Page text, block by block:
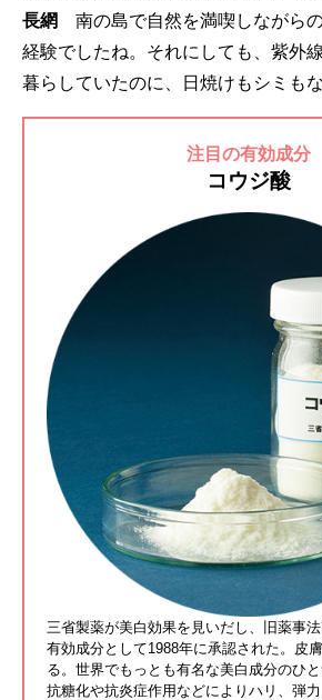
長網
南の島で自然を満喫しながら
経験でしたね。それにしても、紫外
暮らしていたのに、日焼けもシミもな
注目の有効成分
コウジ酸
三省製薬が美白効果を見いだし、旧薬事
有効成分として1988年に承認された。皮
る。世界でもっとも有名な美白成分のひと
抗糖化や抗炎症作用などによりハリ、弾